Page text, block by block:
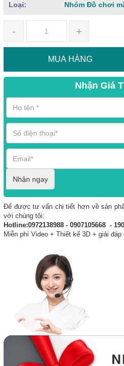
Loại:
Nhóm Đồ chơi
- +
MUA HÀNG
Nhận Giá
Nhận ngay
Để được tư vấn chi tiết hơn về sản
với chúng tôi:
Hotline:0972138988 - 0907105668 -
Miễn phí Video + Thiết kế 3D + giải đáp